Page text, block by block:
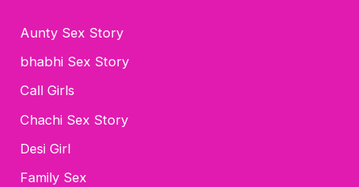
Aunty Sex Story
bhabhi Sex Story
Call Girls
Chachi Sex Story
Desi Girl
Family Sex